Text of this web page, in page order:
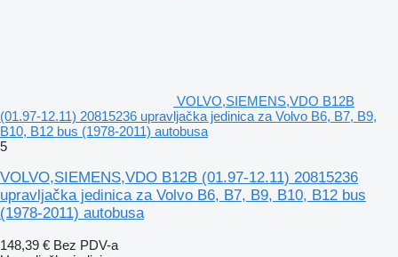
VOLVO,SIEMENS,VDO B12B
(01.97-12.11) 20815236 upravljačka jedinica za Volvo B6, B7, B9,
B10, B12 bus (1978-2011) autobusa
5
VOLVO,SIEMENS,VDO B12B (01.97-12.11) 20815236
upravljačka jedinica za Volvo B6, B7, B9, B10, B12 bus
(1978-2011) autobusa
148,39 € Bez PDV-a